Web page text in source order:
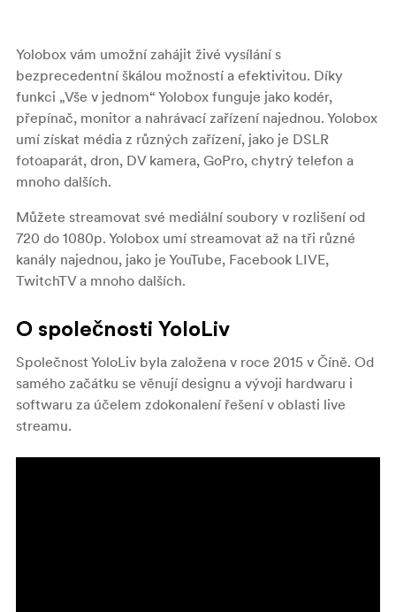
Yolobox vám umožní zahájit živé vysílání s
bezprecedentní škálou možností a efektivitou. Díky
funkci „Vše v jednom“ Yolobox funguje jako kodér,
přepínač, monitor a nahrávací zařízení najednou. Yolobox
umí získat média z různých zařízení, jako je DSLR
fotoaparát, dron, DV kamera, GoPro, chytrý telefon a
mnoho dalších.
Můžete streamovat své mediální soubory v rozlišení od
720 do 1080p. Yolobox umí streamovat až na tři různé
kanály najednou, jako je YouTube, Facebook LIVE,
TwitchTV a mnoho dalších.
O společnosti YoloLiv
Společnost YoloLiv byla založena v roce 2015 v Číně. Od
samého začátku se věnují designu a vývoji hardwaru i
softwaru za účelem zdokonalení řešení v oblasti live
streamu.